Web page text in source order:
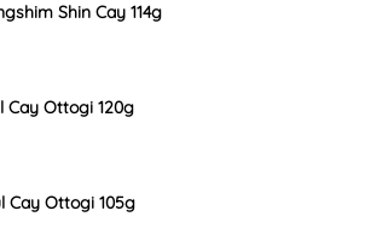
Shin Cay 114g
Cay Ottogi 120g
Cay Ottogi 105g